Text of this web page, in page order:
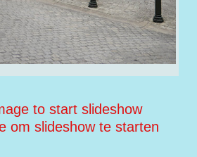
to start slideshow
om slideshow te starten